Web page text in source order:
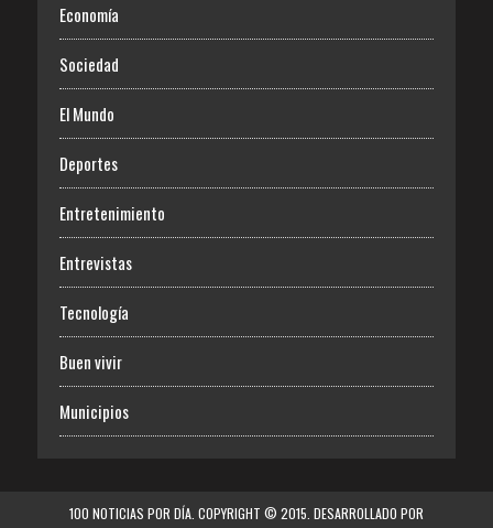
Economía
Sociedad
El Mundo
Deportes
Entretenimiento
Entrevistas
Tecnología
Buen vivir
Municipios
100 NOTICIAS POR DÍA. COPYRIGHT © 2015. DESARROLLADO POR